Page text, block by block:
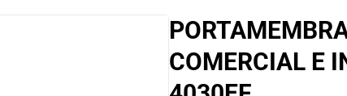
COMERCIAL E